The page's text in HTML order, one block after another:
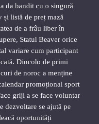
da bandit cu o singură
listă de preț mază
de a frâu liber în
Statul Beaver orice
variare cum participant
Dincolo de primi
de noroc a menține
promoțional sport
griji a se face voluntar
dezvoltare se ajută pe
oportunități